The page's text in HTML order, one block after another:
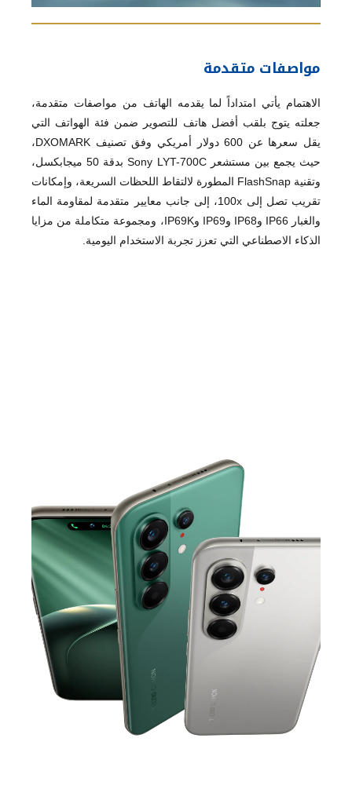
مواصفات متقدمة
الاهتمام يأتي امتداداً لما يقدمه الهاتف من مواصفات متقدمة،
جعلته يتوج بلقب أفضل هاتف للتصوير ضمن فئة الهواتف التي
يقل سعرها عن 600 دولار أمريكي وفق تصنيف DXOMARK،
حيث يجمع بين مستشعر Sony LYT-700C بدقة 50 ميجابكسل،
وتقنية FlashSnap المطورة لالتقاط اللحظات السريعة، وإمكانات
تقريب تصل إلى 100x، إلى جانب معايير متقدمة لمقاومة الماء
والغبار IP66 وIP68 وIP69 وIP69K، ومجموعة متكاملة من مزايا
الذكاء الاصطناعي التي تعزز تجربة الاستخدام اليومية.